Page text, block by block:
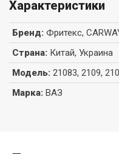
Характеристики
Бренд: Фритекс,
Страна: Китай, Украина
Модель: 21083, 2109,
Марка: ВАЗ